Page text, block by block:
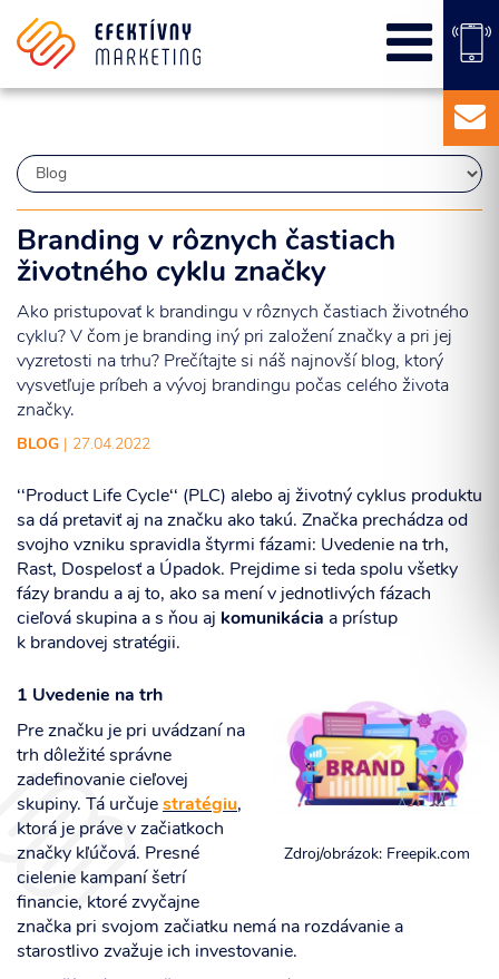
Branding v rôznych častiach
životného cyklu značky
Ako pristupovať k brandingu v rôznych častiach životného
cyklu? V čom je branding iný pri založení značky a pri jej
vyzretosti na trhu? Prečítajte si náš najnovší blog, ktorý
vysvetľuje príbeh a vývoj brandingu počas celého života
značky.
BLOG | 27.04.2022
‘‘Product Life Cycle‘‘ (PLC) alebo aj životný cyklus produktu
sa dá pretaviť aj na značku ako takú. Značka prechádza od
svojho vzniku spravidla štyrmi fázami: Uvedenie na trh,
Rast, Dospelosť a Úpadok. Prejdime si teda spolu všetky
fázy brandu a aj to, ako sa mení v jednotlivých fázach
cieľová skupina a s ňou aj komunikácia a prístup
k brandovej stratégii.
Zdroj/obrázok: Freepik.com
1 Uvedenie na trh
Pre značku je pri uvádzaní na
trh dôležité správne
zadefinovanie cieľovej
skupiny. Tá určuje stratégiu,
ktorá je práve v začiatkoch
značky kľúčová. Presné
cielenie kampaní šetrí
financie, ktoré zvyčajne
značka pri svojom začiatku nemá na rozdávanie a
starostlivo zvažuje ich investovanie.
PPC kampane
Správa sociálnych sietí
Balíky služieb
Marketingový základ
Externý marketingový manažér pre vašu firmu
Súhlasím so spracovaním osobných informácií.